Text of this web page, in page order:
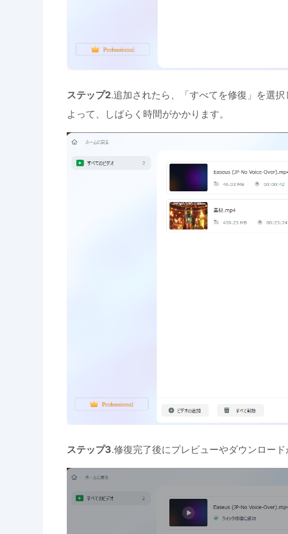
ステップ2.追加されたら、「すべてを修復」を選
よって、しばらく時間がかかります。
ステップ3.修復完了後にプレビューやダウンロード